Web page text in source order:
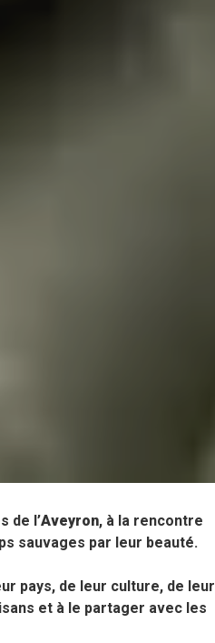
de l’Aveyron, à la rencontre
sauvages par leur beauté.
pays, de leur culture, de leur
et à le partager avec les